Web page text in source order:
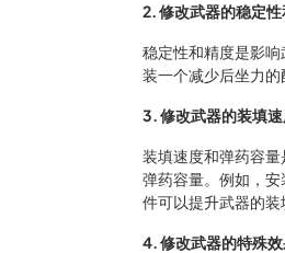
2. 修改武器的稳定
稳定性和精度是影
装一个减少后坐力的
3. 修改武器的装填
装填速度和弹药容
弹药容量。例如，
件可以提升武器的装
4. 修改武器的特殊